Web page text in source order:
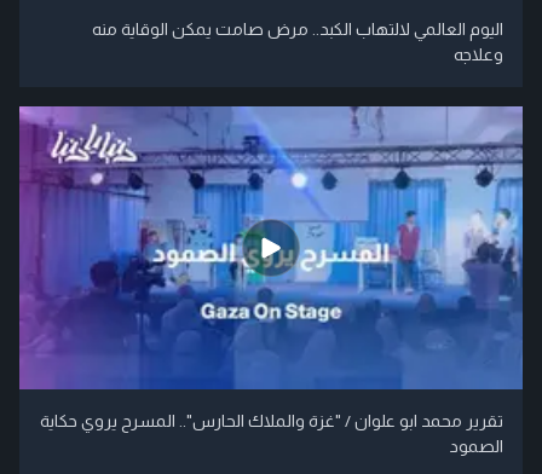
اليوم العالمي لالتهاب الكبد.. مرض صامت يمكن الوقاية منه
وعلاجه
تقرير محمد ابو علوان / "غزة والملاك الحارس".. المسرح يروي حكاية
الصمود